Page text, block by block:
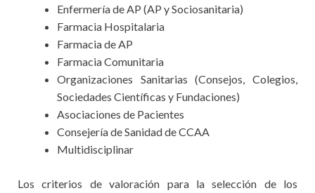
Enfermería de AP (AP y Sociosanitaria)
Farmacia Hospitalaria
Farmacia de AP
Farmacia Comunitaria
Organizaciones Sanitarias (Consejos, Colegios,
Sociedades Científicas y Fundaciones)
Asociaciones de Pacientes
Consejería de Sanidad de CCAA
Multidisciplinar
Los criterios de valoración para la selección de los